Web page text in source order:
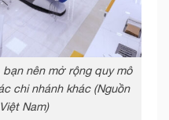
nên mở rộng quy mô
chi nhánh khác (Nguồn
Nam)